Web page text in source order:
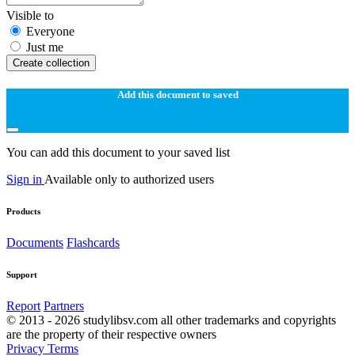
Visible to
Everyone
Just me
Create collection
Add this document to saved
You can add this document to your saved list
Sign in Available only to authorized users
Products
Documents Flashcards
Support
Report Partners
© 2013 - 2026 studylibsv.com all other trademarks and copyrights
are the property of their respective owners
Privacy Terms